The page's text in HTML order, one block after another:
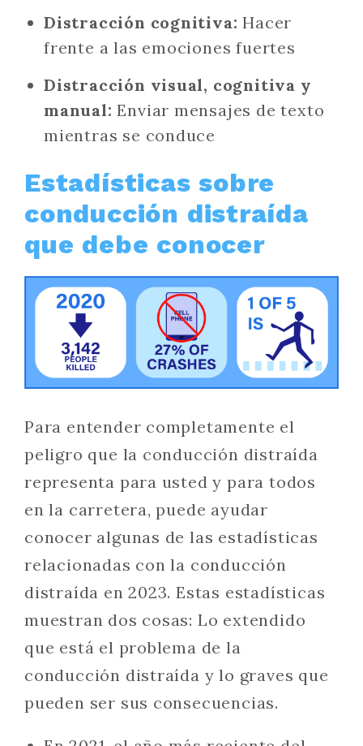
Distracción cognitiva:Hacer
frente a las emociones fuertes
Distracción visual, cognitiva y
manual:Enviar mensajes de texto
mientras se conduce
Estadísticas sobre
conducción distraída
que debe conocer
Para entender completamente el
peligro que la conducción distraída
representa para usted y para todos
en la carretera, puede ayudar
conocer algunas de las estadísticas
relacionadas con la conducción
distraída en 2023. Estas estadísticas
muestran dos cosas: Lo extendido
que está el problema de la
conducción distraída y lo graves que
pueden ser sus consecuencias.